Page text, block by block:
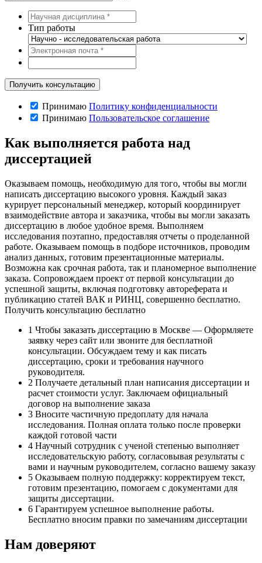
Тип работы
Принимаю Политику конфиденциальности
Принимаю Пользовательское соглашение
Как выполняется работа над
диссертацией
Оказываем помощь, необходимую для того, чтобы вы могли
написать диссертацию высокого уровня. Каждый заказ
курирует персональный менеджер, который координирует
взаимодействие автора и заказчика, чтобы вы могли заказать
диссертацию в любое удобное время. Выполняем
исследования поэтапно, предоставляя отчеты о проделанной
работе. Оказываем помощь в подборе источников, проводим
анализ данных, готовим презентационные материалы.
Возможна как срочная работа, так и планомерное выполнение
заказа. Сопровождаем проект от первой консультации до
успешной защиты, включая подготовку автореферата и
публикацию статей ВАК и РИНЦ, совершенно бесплатно.
Получить консультацию бесплатно
1 Чтобы заказать диссертацию в Москве — Оформляете
заявку через сайт или звоните для бесплатной
консультации. Обсуждаем тему и как писать
диссертацию, сроки и требования научного
руководителя.
2 Получаете детальный план написания диссертации и
расчет стоимости услуг. Заключаем официальный
договор на выполнение заказа
3 Вносите частичную предоплату для начала
исследования. Полная оплата только после проверки
каждой готовой части
4 Научный сотрудник с ученой степенью выполняет
исследовательскую работу, согласовывая результаты с
вами и научным руководителем, согласно вашему заказу
5 Оказываем полную поддержку: корректируем текст,
готовим презентацию, помогаем с документами для
защиты диссертации.
6 Гарантируем успешное выполнение работы.
Бесплатно вносим правки по замечаниям диссертации
Нам доверяют